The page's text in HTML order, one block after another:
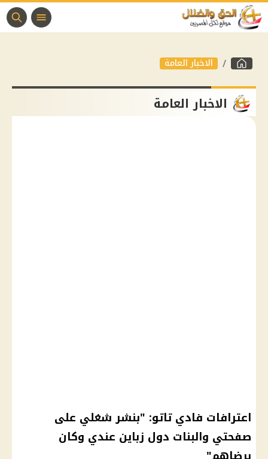
الاخبار العامة
الاخبار العامة
اعترافات فادي تاتو: "بنشر شغلي على
صفحتي والبنات دول زباين عندي وكان